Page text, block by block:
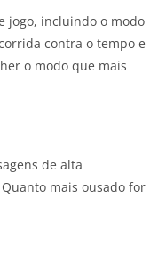
jogo, incluindo o modo
contra o tempo e
o modo que mais
de alta
mais ousado for